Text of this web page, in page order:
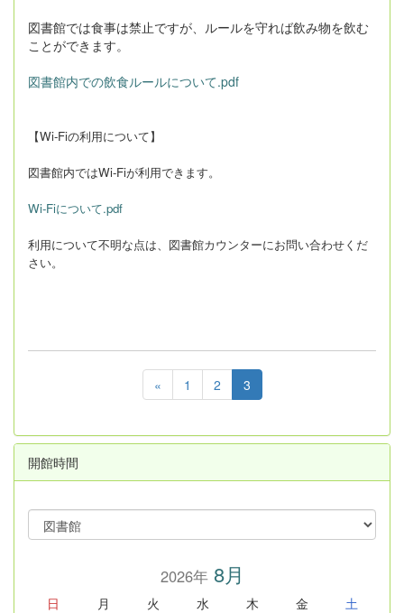
図書館では食事は禁止ですが、ルールを守れば飲み物を飲む
ことができます。
図書館内での飲食ルールについて.pdf
【Wi-Fiの利用について】
図書館内ではWi-Fiが利用できます。
Wi-Fiについて.pdf
利用について不明な点は、図書館カウンターにお問い合わせくだ
さい。
« 1 2 3
開館時間
2026年8月
日 月 火 水 木 金 土